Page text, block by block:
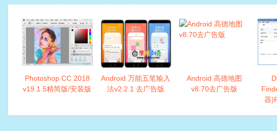
Photoshop CC 2018
v19.1.5精简版/安装版
Android 万能五笔输入
法v2.2.1 去广告版
Android 高德地图
v8.70去广告版
器